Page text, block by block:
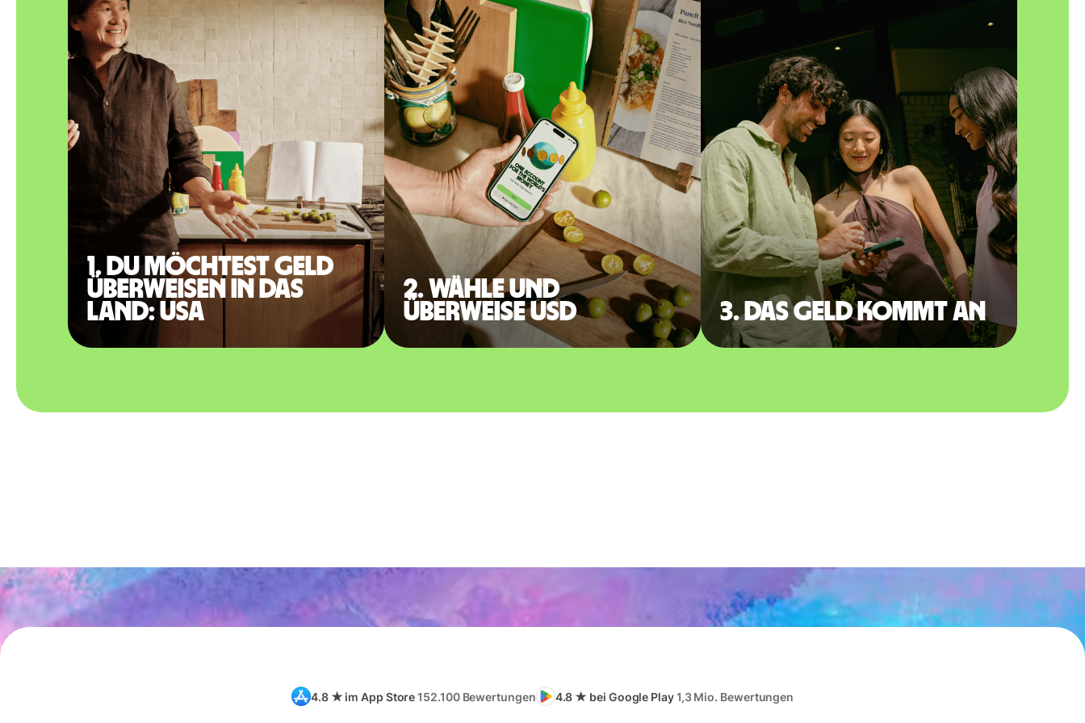
1. Du möchtest Geld
überweisen in das
Land: USA
2. Wähle und
überweise USD
3. Das Geld kommt an
4.8 ★ im App Store152.100 Bewertungen 4.8 ★ bei Google Play1,3 Mio. Bewertungen